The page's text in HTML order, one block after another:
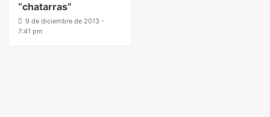
“chatarras”
9 de diciembre de 2013 -
7:41 pm